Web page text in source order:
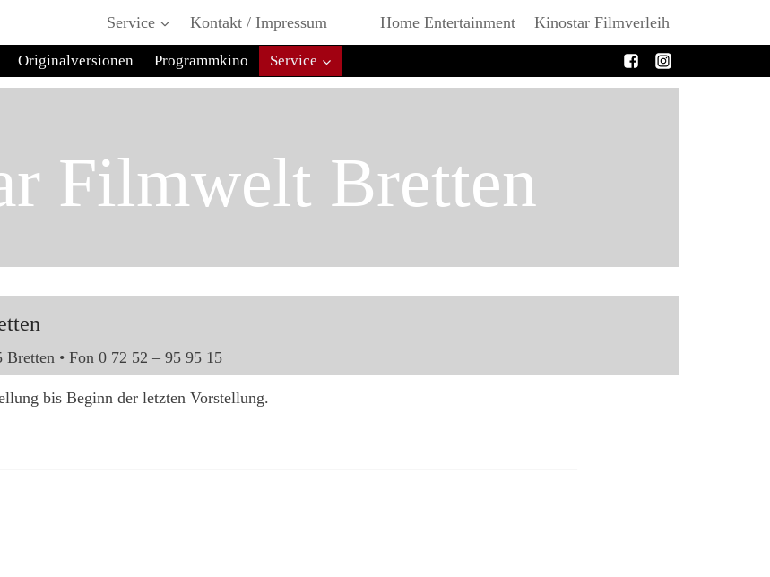
Service Kontakt / Impressum Home Entertainment Kinostar Filmverleih
Originalversionen Programmkino Service
Filmwelt Bretten
Bretten • Fon 0 72 52 – 95 95 15
bis Beginn der letzten Vorstellung.